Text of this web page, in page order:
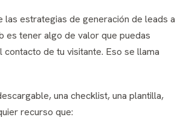
las estrategias de generación de leads a
es tener algo de valor que puedas
de tu visitante. Eso se llama
una checklist, una plantilla,
recurso que: